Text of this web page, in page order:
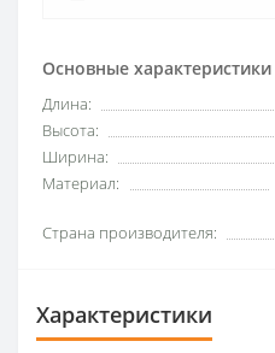
Основные характеристики
Длина:
Высота:
Ширина:
Материал:
Страна производителя:
Характеристики